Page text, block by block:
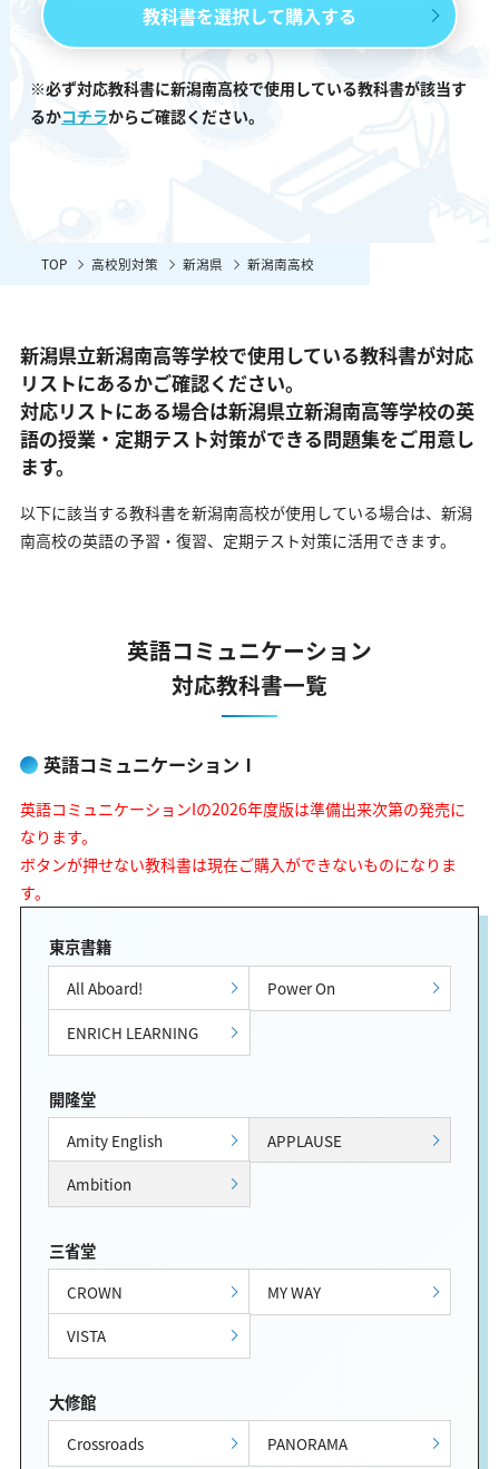
教科書を選択して購入する
※必ず対応教科書に新潟南高校で使用している教科書が該当す
るかコチラからご確認ください。
TOP 高校別対策 新潟県 新潟南高校
新潟県立新潟南高等学校で使用している教科書が対応
リストにあるかご確認ください。
対応リストにある場合は新潟県立新潟南高等学校の英
語の授業・定期テスト対策ができる問題集をご用意し
ます。
以下に該当する教科書を新潟南高校が使用している場合は、 新潟
南高校の英語の予習・復習、定期テスト対策に活用できます。
英語コミュニケーション
対応教科書一覧
英語コミュニケーションⅠ
英語コミュニケーションIの2026年度版は準備出来次第の発売に
なります。
ボタンが押せない教科書は現在ご購入ができないものになりま
す。
東京書籍
All Aboard!
Power On
ENRICH LEARNING
開隆堂
Amity English
APPLAUSE
Ambition
三省堂
CROWN
MY WAY
VISTA
大修館
Crossroads PANORAMA